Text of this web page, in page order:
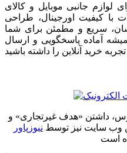
لوازم جانبی موبایل و کالای
با کیفیت اورجینال، طراحی
سریع و مطمئن برای شما
آماده پاسخگویی و ارسال
داشتن «هدف غیرتجاری» و
وب سایت نیز توسط نیوزپاور